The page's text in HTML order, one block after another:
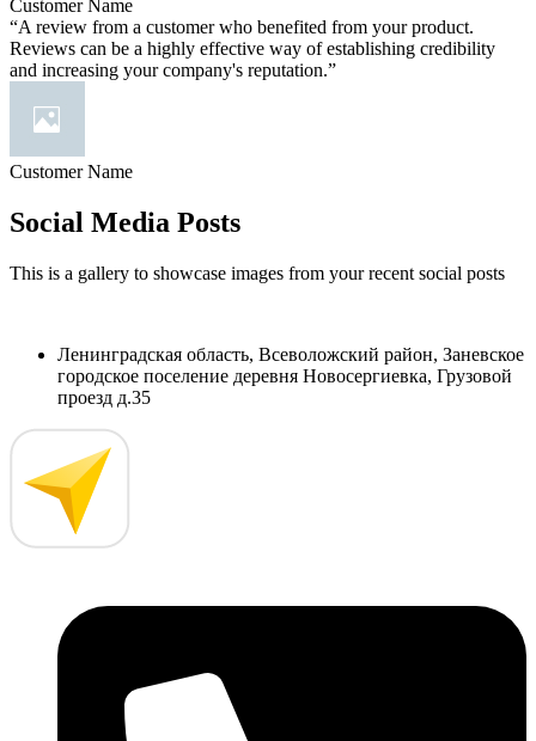
Customer Name
“A review from a customer who benefited from your product.
Reviews can be a highly effective way of establishing credibility
and increasing your company's reputation.”
Customer Name
Social Media Posts
This is a gallery to showcase images from your recent social posts
Ленинградская область, Всеволожский район, Заневское
городское поселение деревня Новосергиевка, Грузовой
проезд д.35